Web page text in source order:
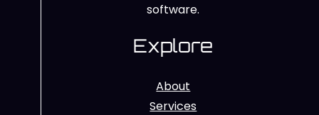
software.
Explore
About
Services